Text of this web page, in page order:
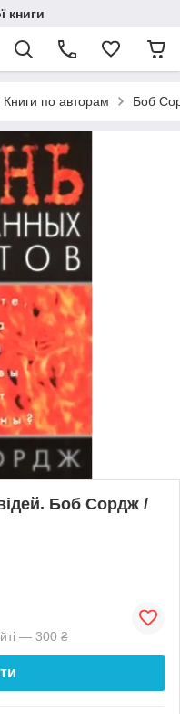
книги
Книги по авторам Боб
Боб Сордж /
— 300 ₴